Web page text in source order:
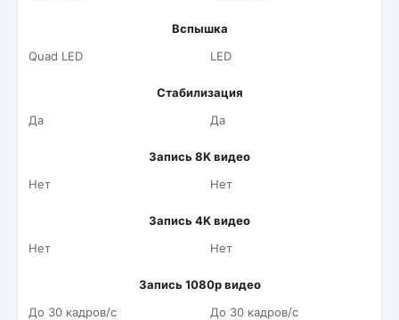
Вспышка
Quad LED
LED
Стабилизация
Да
Да
Запись 8K видео
Нет
Нет
Запись 4K видео
Нет
Нет
Запись 1080p видео
До 30 кадров/c
До 30 кадров/c